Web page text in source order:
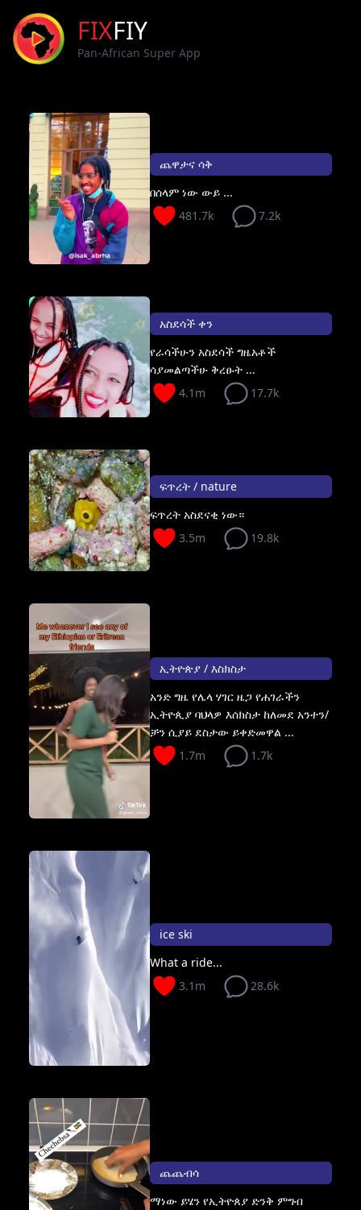
FIXFIY
Pan-African Super App
ጨዋታና ሳቅ
በሰላም ነው ውይ ...
481.7k
7.2k
አስደሳች ቀን
የራሳችሁን አስደሳች ግዜአቶች
ሳያመልጣችሁ ቅረፁት ...
4.1m
17.7k
ፍጥረት / nature
ፍጥረት አስደናቂ ነው።
3.5m
19.8k
ኢትዮጵያ / እስክስታ
አንድ ግዜ የሌላ ሃገር ዜጋ የሐገራችን
ኢትዮጲያ ባህላዎ እሰክስታ ከለመደ አንተን/
ቻን ሲያይ ደስታው ይቀድመዋል ...
1.7m
1.7k
ice ski
What a ride...
3.1m
28.6k
ጨጨብሳ
ማነው ይሄን የኢትዮጰያ ድንቅ ምግብ